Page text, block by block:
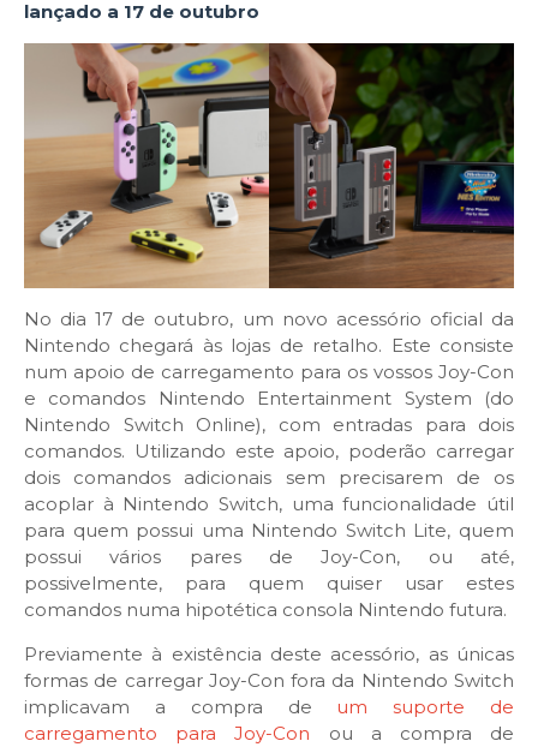
lançado a 17 de outubro
No dia 17 de outubro, um novo acessório oficial da
Nintendo chegará às lojas de retalho. Este consiste
num apoio de carregamento para os vossos Joy-Con
e comandos Nintendo Entertainment System (do
Nintendo Switch Online), com entradas para dois
comandos. Utilizando este apoio, poderão carregar
dois comandos adicionais sem precisarem de os
acoplar à Nintendo Switch, uma funcionalidade útil
para quem possui uma Nintendo Switch Lite, quem
possui vários pares de Joy-Con, ou até,
possivelmente, para quem quiser usar estes
comandos numa hipotética consola Nintendo futura.
Previamente à existência deste acessório, as únicas
formas de carregar Joy-Con fora da Nintendo Switch
implicavam a compra de um suporte de
carregamento para Joy-Con ou a compra de